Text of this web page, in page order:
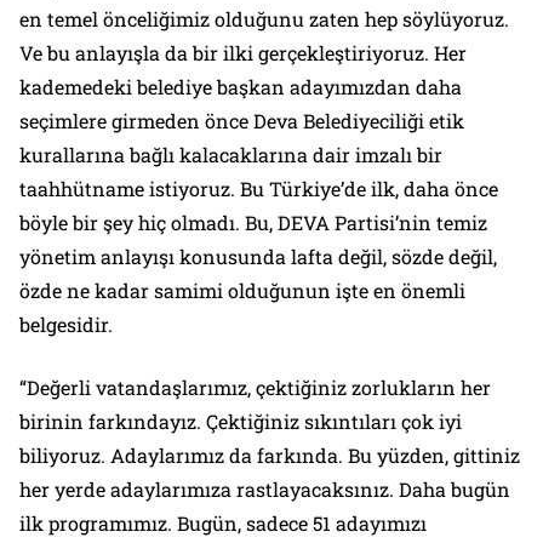
en temel önceliğimiz olduğunu zaten hep söylüyoruz.
Ve bu anlayışla da bir ilki gerçekleştiriyoruz. Her
kademedeki belediye başkan adayımızdan daha
seçimlere girmeden önce Deva Belediyeciliği etik
kurallarına bağlı kalacaklarına dair imzalı bir
taahhütname istiyoruz. Bu Türkiye’de ilk, daha önce
böyle bir şey hiç olmadı. Bu, DEVA Partisi’nin temiz
yönetim anlayışı konusunda lafta değil, sözde değil,
özde ne kadar samimi olduğunun işte en önemli
belgesidir.
“Değerli vatandaşlarımız, çektiğiniz zorlukların her
birinin farkındayız. Çektiğiniz sıkıntıları çok iyi
biliyoruz. Adaylarımız da farkında. Bu yüzden, gittiniz
her yerde adaylarımıza rastlayacaksınız. Daha bugün
ilk programımız. Bugün, sadece 51 adayımızı